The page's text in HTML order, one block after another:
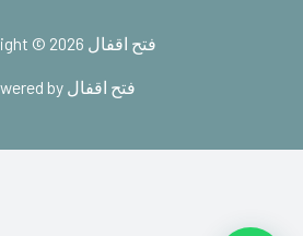
Copyright © 2026 فتح اقفال
Powered by فتح اقفال